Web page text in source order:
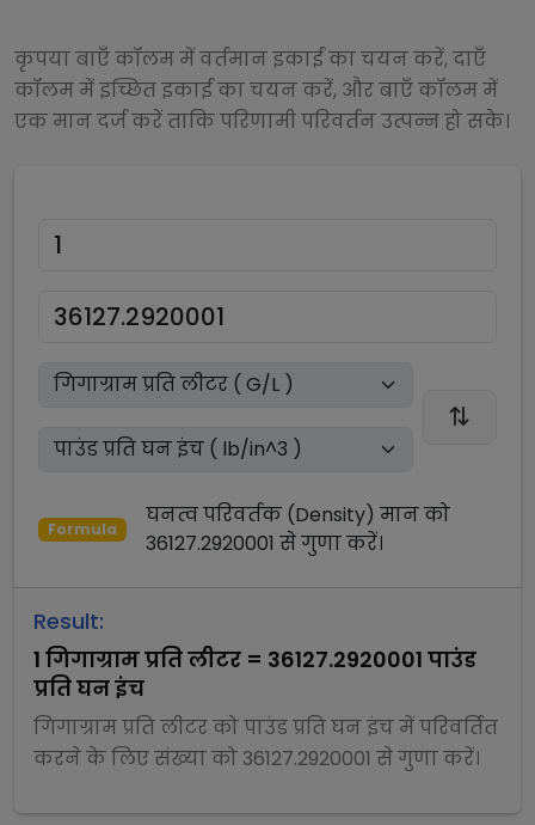
कृपया बाएँ कॉलम में वर्तमान इकाई का चयन करें, दाएँ
कॉलम में इच्छित इकाई का चयन करें, और बाएँ कॉलम में
एक मान दर्ज करें ताकि परिणामी परिवर्तन उत्पन्न हो सके।
Formula
घनत्व परिवर्तक (Density) मान को
36127.2920001 सेगुणाकरें।
Result:
1 गिगाग्राम प्रति लीटर = 36127.2920001 पाउंड
प्रति घन इंच
गिगाग्राम प्रति लीटरकोपाउंड प्रति घन इंचमें परिवर्तित
करने के लिए संख्या को 36127.2920001 सेगुणाकरें।